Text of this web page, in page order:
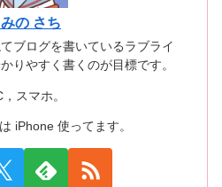
の さち
ブログを書いているラブライ
りやすく書くのが目標です。
スマホ。
iPhone 使ってます。